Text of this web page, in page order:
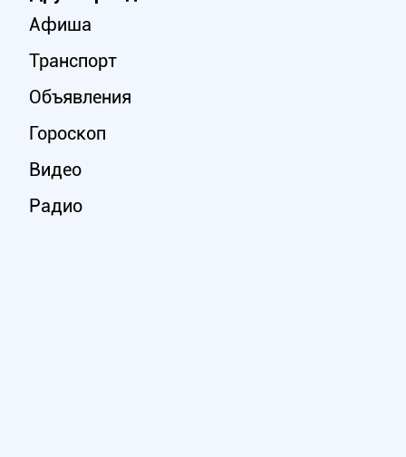
Афиша
Транспорт
Объявления
Гороскоп
Видео
Радио